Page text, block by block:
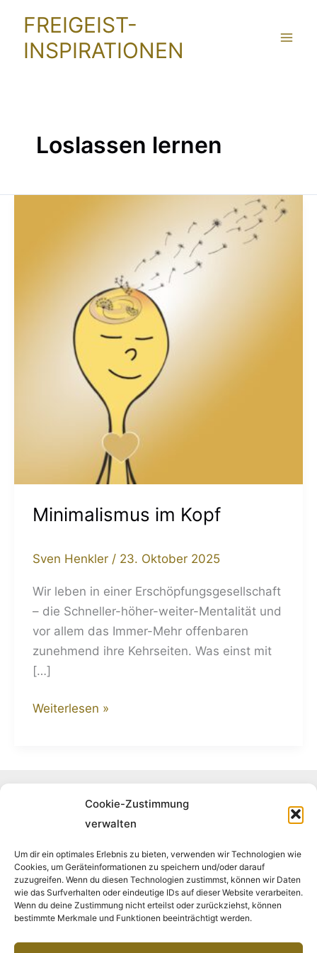
Cookie-Zustimmung
verwalten
Um dir ein optimales Erlebnis zu bieten, verwenden wir Technologien wie
Cookies, um Geräteinformationen zu speichern und/oder darauf
zuzugreifen. Wenn du diesen Technologien zustimmst, können wir Daten
wie das Surfverhalten oder eindeutige IDs auf dieser Website verarbeiten.
Wenn du deine Zustimmung nicht erteilst oder zurückziehst, können
bestimmte Merkmale und Funktionen beeinträchtigt werden.
Inhalt
springen
FREIGEIST-
INSPIRATIONEN
Loslassen lernen
Minimalismus im Kopf
Sven Henkler / 23. Oktober 2025
Wir leben in einer Erschöpfungsgesellschaft
– die Schneller-höher-weiter-Mentalität und
vor allem das Immer-Mehr offenbaren
zunehmend ihre Kehrseiten. Was einst mit
[…]
Weiterlesen »
Folge uns auf Facebook